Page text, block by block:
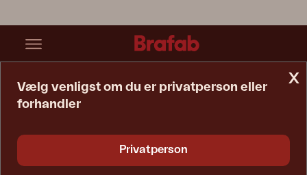
x
Vælg venligst om du er privatperson eller
forhandler
Privatperson